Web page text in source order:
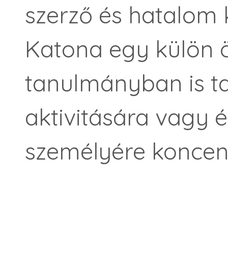
szerző és
Katona egy külön
tanulmányban is
aktivitására vagy
személyére